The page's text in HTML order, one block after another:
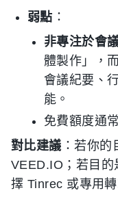
弱點 ：
非專注於會
體製作」，
會議紀要、
能。
免費額度通
對比建議 ：若你
VEED.IO；若目的
擇 Tinrec 或專用轉